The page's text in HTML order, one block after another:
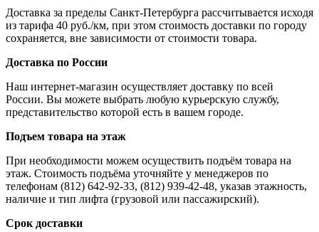
Доставка за пределы Санкт-Петербурга рассчитывается исходя
из тарифа 40 руб./км, при этом стоимость доставки по городу
сохраняется, вне зависимости от стоимости товара.
Доставка по России
Наш интернет-магазин осуществляет доставку по всей
России. Вы можете выбрать любую курьерскую службу,
представительство которой есть в вашем городе.
Подъем товара на этаж
При необходимости можем осуществить подъём товара на
этаж. Стоимость подъёма уточняйте у менеджеров по
телефонам (812) 642-92-33, (812) 939-42-48, указав этажность,
наличие и тип лифта (грузовой или пассажирский).
Срок доставки